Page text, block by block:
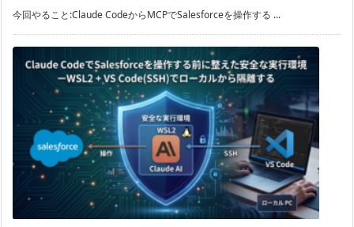
今回やること:Claude CodeからMCPでSalesforceを操作する ...